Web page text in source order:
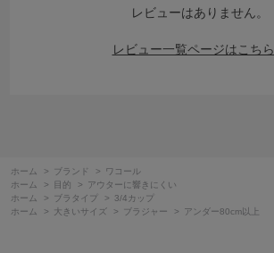
レビューはありません。
レビュー一覧ページはこちら
ホーム > ブランド >
ワコール
ホーム
> 目的 >
アウターに響きにくい
ホーム
> ブラタイプ >
3/4カップ
ホーム
> 大きいサイズ > ブラジャー > アンダー80cm以上